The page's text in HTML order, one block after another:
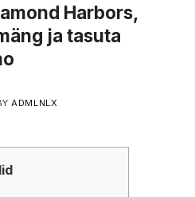
Harbors,
ja tasuta
ADMLNLX